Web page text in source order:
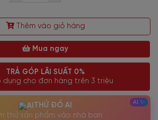
Thêm vào giỏ hàng
Mua ngay
TRẢ GÓP LÃI SUẤT 0%
dụng cho đơn hàng trên 3 triệu
THỬ ĐỒ AI
thử sản phẩm vào nhà bạn